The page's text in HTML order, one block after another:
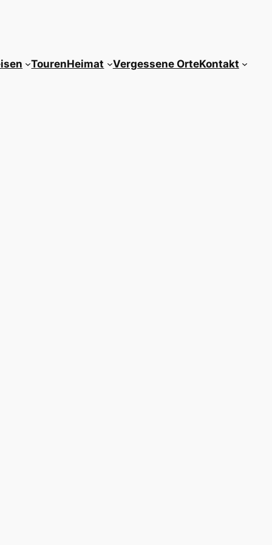
TourenHeimat Vergessene OrteKontakt